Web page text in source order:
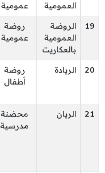
العمومية
عمومية
19
الروضة
العمومية
بالعكاريت
روضة
عمومية
20 الريادة
روضة
أطفال
21 الريان
محضنة
مدرسية